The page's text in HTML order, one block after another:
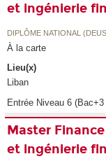
et ingénierie
DIPLÔME NATIONAL
À la carte
Lieu(x)
Liban
Entrée Niveau 6
Master
et ingénierie